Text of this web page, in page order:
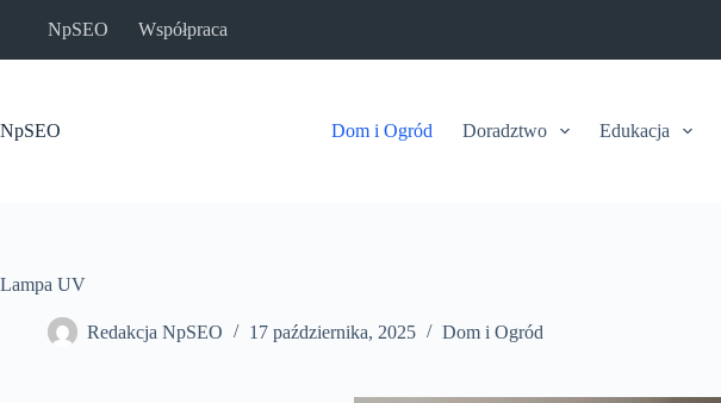
NpSEO Współpraca
NpSEO Dom i Ogród Doradztwo Edukacja
Lampa UV
Redakcja NpSEO 17 października, 2025 Dom i Ogród